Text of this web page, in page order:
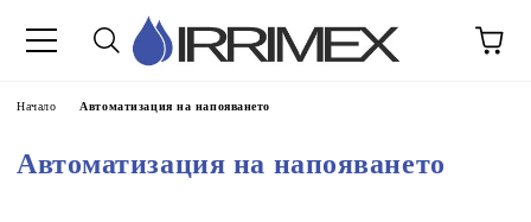
Начало Автоматизация на напояването
Автоматизация на напояването